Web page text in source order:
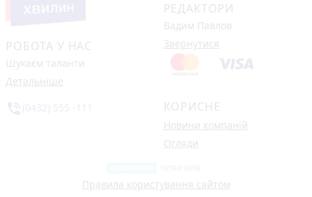
РОБОТА У НАС
Шукаєм таланти
Детальніше
РЕДАКТОРИ
Вадим Павлов
Звернутися
КОРИСНЕ
Новини компаній
Огляди
Правила користування сайтом